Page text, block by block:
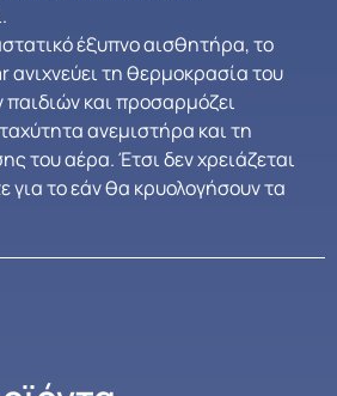
έξυπνο αισθητήρα, το
ανιχνεύει τη θερμοκρασία του
και προσαρμόζει
ανεμιστήρα και τη
του αέρα. Έτσι δεν χρειάζεται
για το εάν θα κρυολογήσουν τα